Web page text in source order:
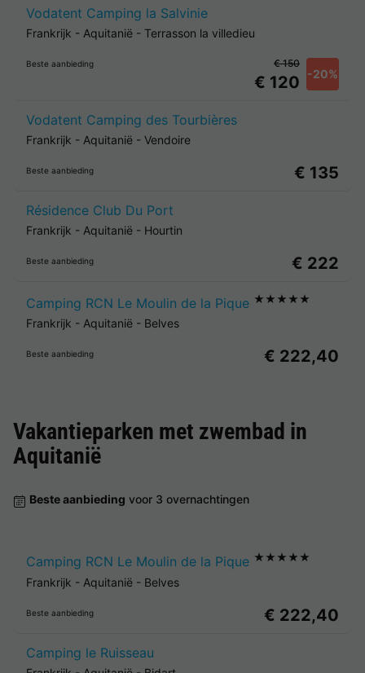
Vodatent Camping la Salvinie
Frankrijk - Aquitanië - Terrasson la villedieu
Beste aanbieding
€ 120 -20%
€ 150
Vodatent Camping des Tourbières
Frankrijk - Aquitanië - Vendoire
Beste aanbieding € 135
Résidence Club Du Port
Frankrijk - Aquitanië - Hourtin
Beste aanbieding € 222
Camping RCN Le Moulin de la Pique ★★★★★
Frankrijk - Aquitanië - Belves
Beste aanbieding € 222,40
Vakantieparken met zwembad in
Aquitanië
Beste aanbieding voor 3 overnachtingen
Camping RCN Le Moulin de la Pique ★★★★★
Frankrijk - Aquitanië - Belves
Beste aanbieding € 222,40
Camping le Ruisseau